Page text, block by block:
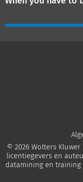
© 2026 Wolters
licentiegevers en
datamining en training